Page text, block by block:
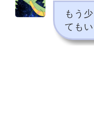
もう
ても